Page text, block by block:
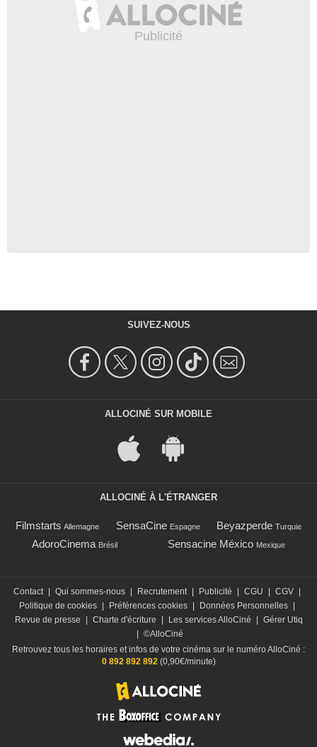
SUIVEZ-NOUS
ALLOCINÉ SUR MOBILE
ALLOCINÉ À L'ÉTRANGER
Filmstarts Allemagne SensaCine Espagne Beyazperde Turquie
AdoroCinema Brésil Sensacine México Mexique
Contact Qui sommes-nous Recrutement Publicité CGU CGV
Politique de cookies
Préférences cookies Données Personnelles
Revue de presse
Charte d'écriture Les services AlloCiné
Gérer Utiq
©AlloCiné
Retrouvez tous les horaires et infos de votre cinéma sur le numéro AlloCiné :
0 892 892 892(0,90€/minute)